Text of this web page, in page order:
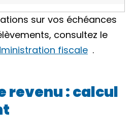
sur vos échéances
consultez le
fiscale .
revenu : calcul